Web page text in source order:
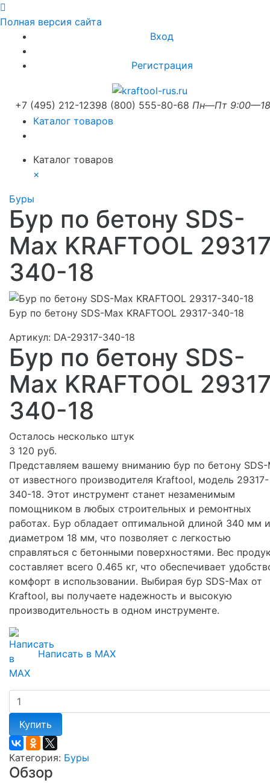
Полная версия сайта
Вход
Регистрация
+7 (495) 212-12398 (800) 555-80-68 Пн—Пт
Каталог товаров
Каталог товаров
×
Буры
Бур по бетону SDS-
Max KRAFTOOL
340-18
Бур по бетону SDS-Max KRAFTOOL 29317-340-18
Артикул: DA-29317-340-18
Бур по бетону SDS-
Max KRAFTOOL
340-18
Осталось несколько штук
3 120 руб.
Представляем вашему вниманию бур по бетону SDS-
от известного производителя Kraftool, модель 29317-
340-18. Этот инструмент станет незаменимым
помощником в любых строительных и ремонтных
работах. Бур обладает оптимальной длиной 340 мм и
диаметром 18 мм, что позволяет с легкостью
справляться с бетонными поверхностями. Вес
составляет всего 0.465 кг, что обеспечивает
комфорт в использовании. Выбирая бур SDS-Max от
Kraftool, вы получаете надежность и высокую
производительность в одном инструменте.
Написать в MAX
Купить
Категория: Буры
Обзор